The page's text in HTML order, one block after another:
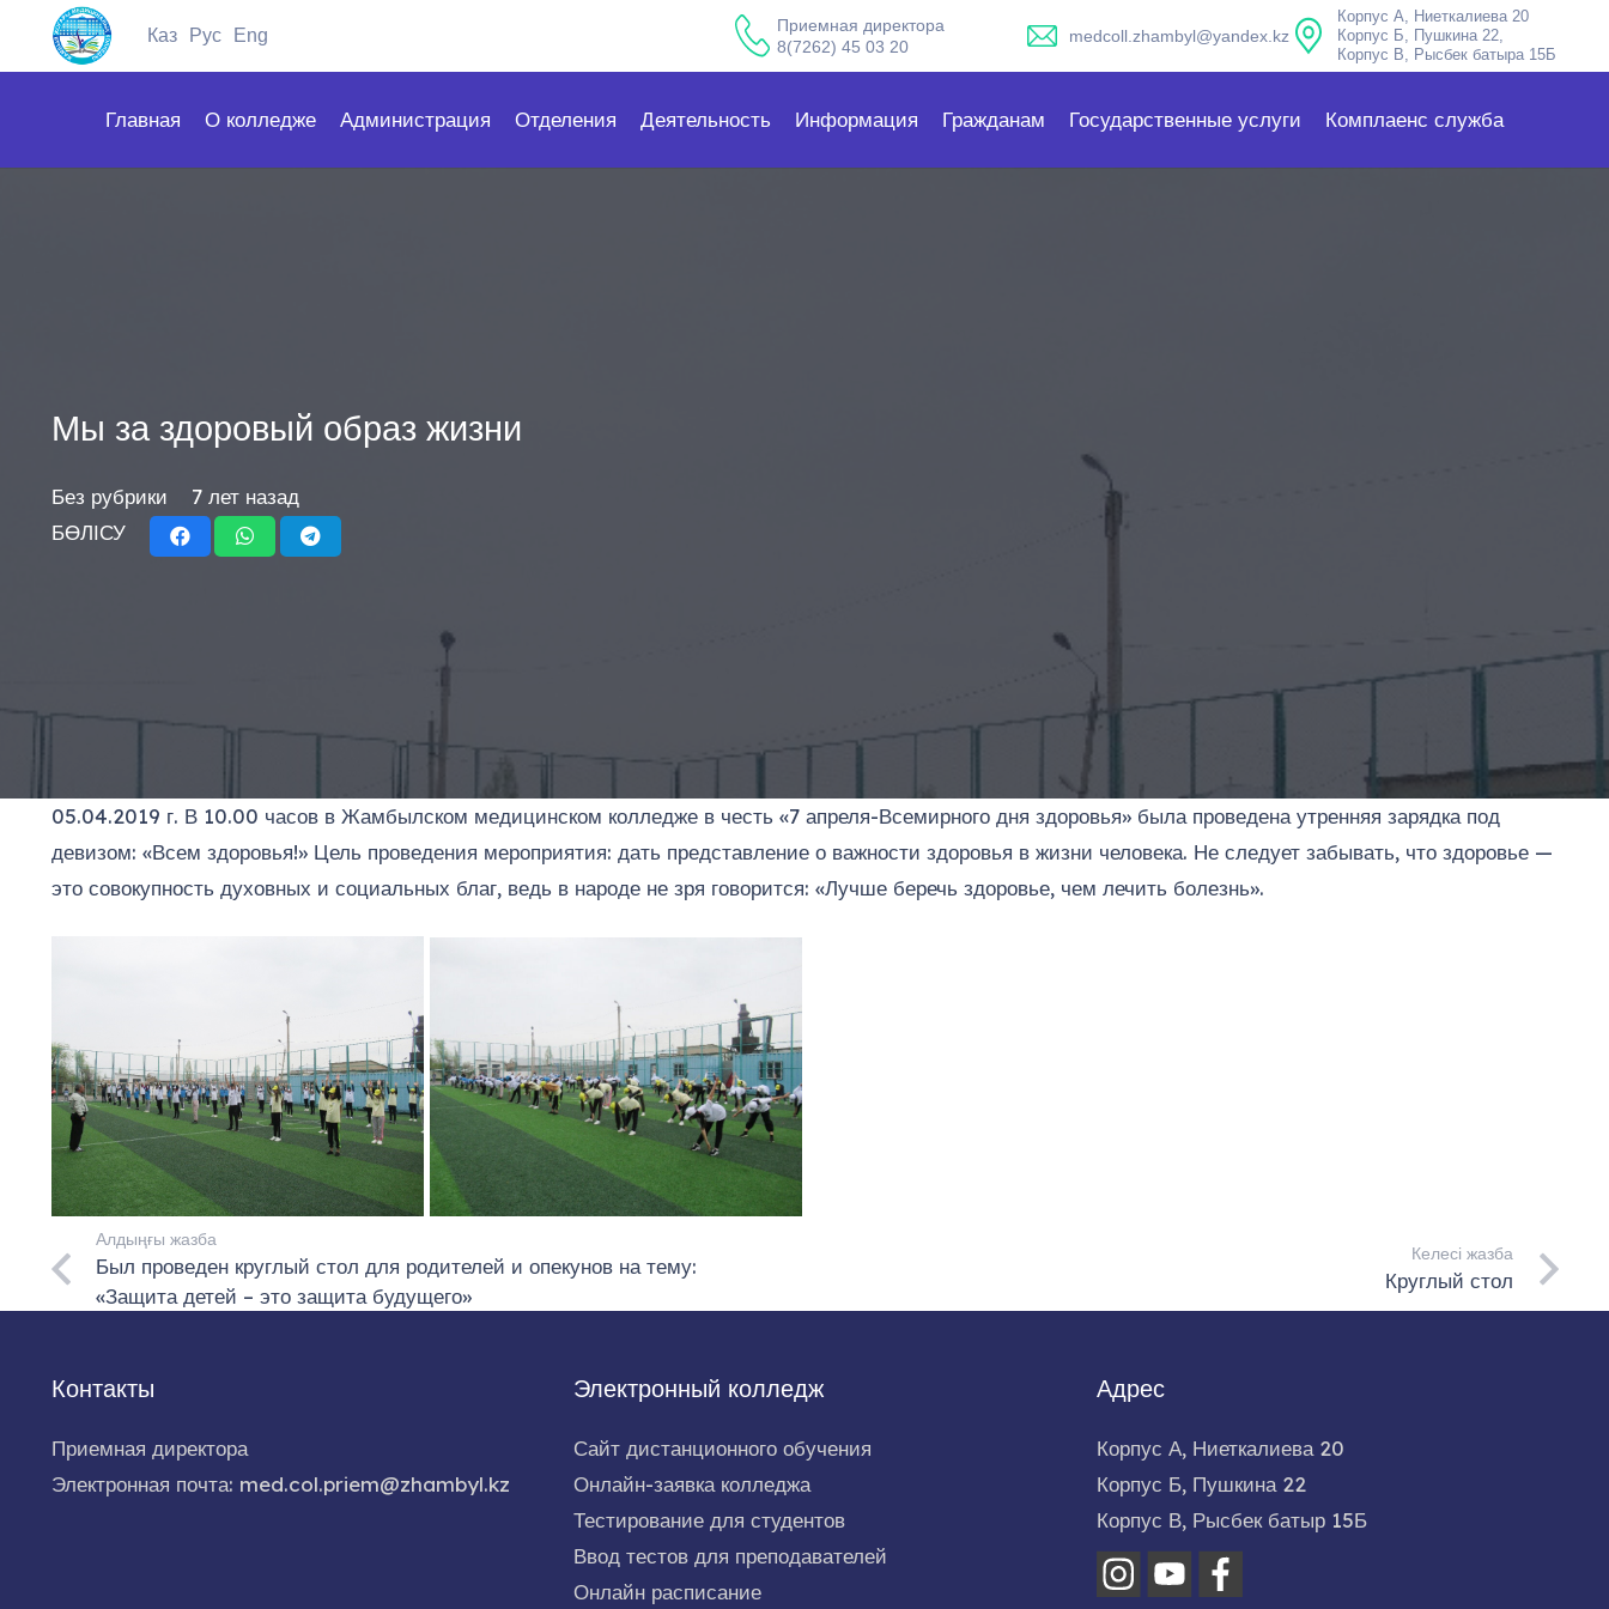
Каз Рус Eng
Приемная директора
8(7262) 45 03 20
medcoll.zhambyl@yandex.kz
Корпус А, Ниеткалиева 20
Корпус Б, Пушкина 22,
Корпус В, Рысбек батыра 15Б
Главная О колледже Администрация Отделения Деятельность Информация Гражданам Государственные услуги Комплаенс служба
Мы за здоровый образ жизни
Без рубрики
7 лет назад
БӨЛІСУ
05.04.2019 г. В 10.00 часов в Жамбылском медицинском колледже в честь «7 апреля-Всемирного дня здоровья» была проведена утренняя зарядка под
девизом: «Всем здоровья!» Цель проведения мероприятия: дать представление о важности здоровья в жизни человека. Не следует забывать, что здоровье —
это совокупность духовных и социальных благ, ведь в народе не зря говорится: «Лучше беречь здоровье, чем лечить болезнь».
Алдыңғы жазба
Был проведен круглый стол для родителей и опекунов на тему:
«Защита детей – это защита будущего»
Келесі жазба
Круглый стол
Контакты
Приемная директора
Электронная почта: med.col.priem@zhambyl.kz
Электронный колледж
Сайт дистанционного обучения
Онлайн-заявка колледжа
Тестирование для студентов
Ввод тестов для преподавателей
Онлайн расписание
Адрес
Корпус А, Ниеткалиева 20
Корпус Б, Пушкина 22
Корпус В, Рысбек батыр 15Б